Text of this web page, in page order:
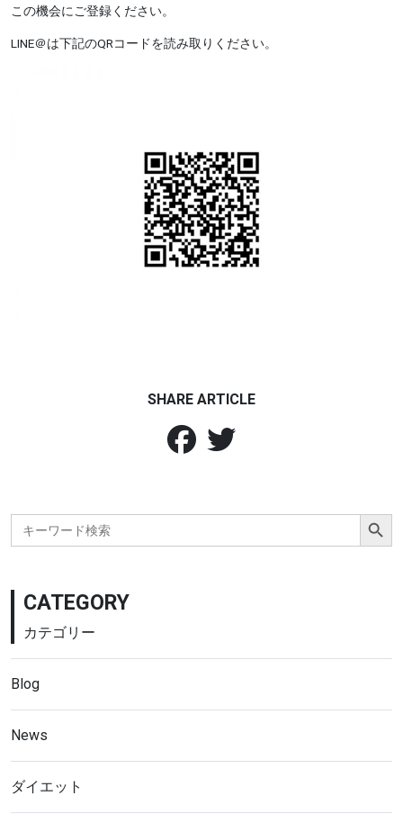
この機会にご登録ください。
LINE＠は下記のQRコードを読み取りください。
SHARE ARTICLE
Search
for:
Search Button
CATEGORY
カテゴリー
Blog
News
ダイエット